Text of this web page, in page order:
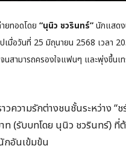
ยทอดโดย “นุนิว ชวรินทร์”นักแสด
เมื่อวันที่ 25 มิถุนายน 2568 เวลา
นสามารถครองใจแฟนๆ และพุ่งขึ้น
าวความรักต่างชนชั้นระหว่าง
ท (รับบทโดย นุนิว ชวรินทร์) ที่
กอันเข้มข้น